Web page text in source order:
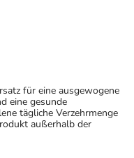
für eine ausgewogene
eine gesunde
tägliche Verzehrmenge
außerhalb der